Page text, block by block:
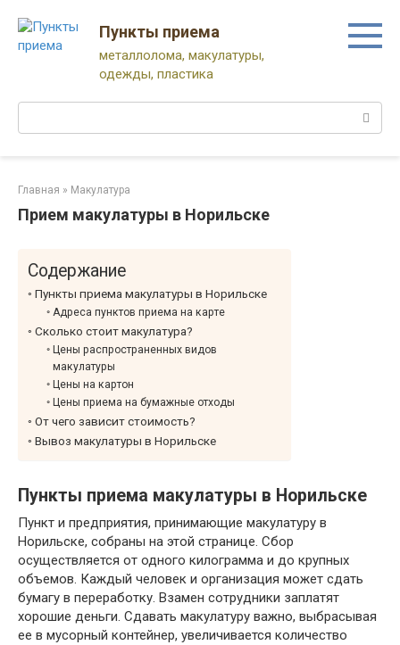
контенту
Пункты приема
металлолома, макулатуры,
одежды, пластика
Поиск:
Главная » Макулатура
Прием макулатуры в Норильске
Содержание
Пункты приема макулатуры в Норильске
Адреса пунктов приема на карте
Сколько стоит макулатура?
Цены распространенных видов
макулатуры
Цены на картон
Цены приема на бумажные отходы
От чего зависит стоимость?
Вывоз макулатуры в Норильске
Пункты приема макулатуры в Норильске
Пункт и предприятия, принимающие макулатуру в
Норильске, собраны на этой странице. Сбор
осуществляется от одного килограмма и до крупных
объемов. Каждый человек и организация может сдать
бумагу в переработку. Взамен сотрудники заплатят
хорошие деньги. Сдавать макулатуру важно, выбрасывая
ее в мусорный контейнер, увеличивается количество